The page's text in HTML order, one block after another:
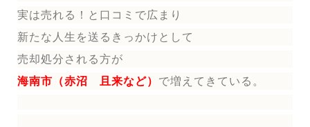
実は売れる！と口コミで広まり
新たな人生を送る きっかけとして
売却処分される方が
海南市（赤沼 且来など） で増えてきている。